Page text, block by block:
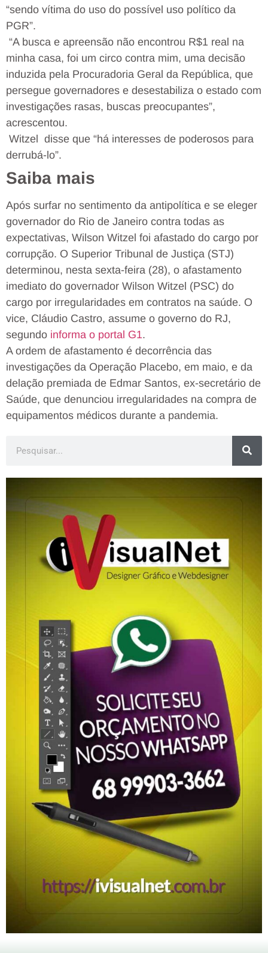
“sendo vítima do uso do possível uso político da
PGR”.
“A busca e apreensão não encontrou R$1 real na
minha casa, foi um circo contra mim, uma decisão
induzida pela Procuradoria Geral da República, que
persegue governadores e desestabiliza o estado com
investigações rasas, buscas preocupantes”,
acrescentou.
Witzel disse que “há interesses de poderosos para
derrubá-lo”.
Saiba mais
Após surfar no sentimento da antipolítica e se eleger
governador do Rio de Janeiro contra todas as
expectativas, Wilson Witzel foi afastado do cargo por
corrupção. O Superior Tribunal de Justiça (STJ)
determinou, nesta sexta-feira (28), o afastamento
imediato do governador Wilson Witzel (PSC) do
cargo por irregularidades em contratos na saúde. O
vice, Cláudio Castro, assume o governo do RJ,
segundo informa o portal G1.
A ordem de afastamento é decorrência das
investigações da Operação Placebo, em maio, e da
delação premiada de Edmar Santos, ex-secretário de
Saúde, que denunciou irregularidades na compra de
equipamentos médicos durante a pandemia.